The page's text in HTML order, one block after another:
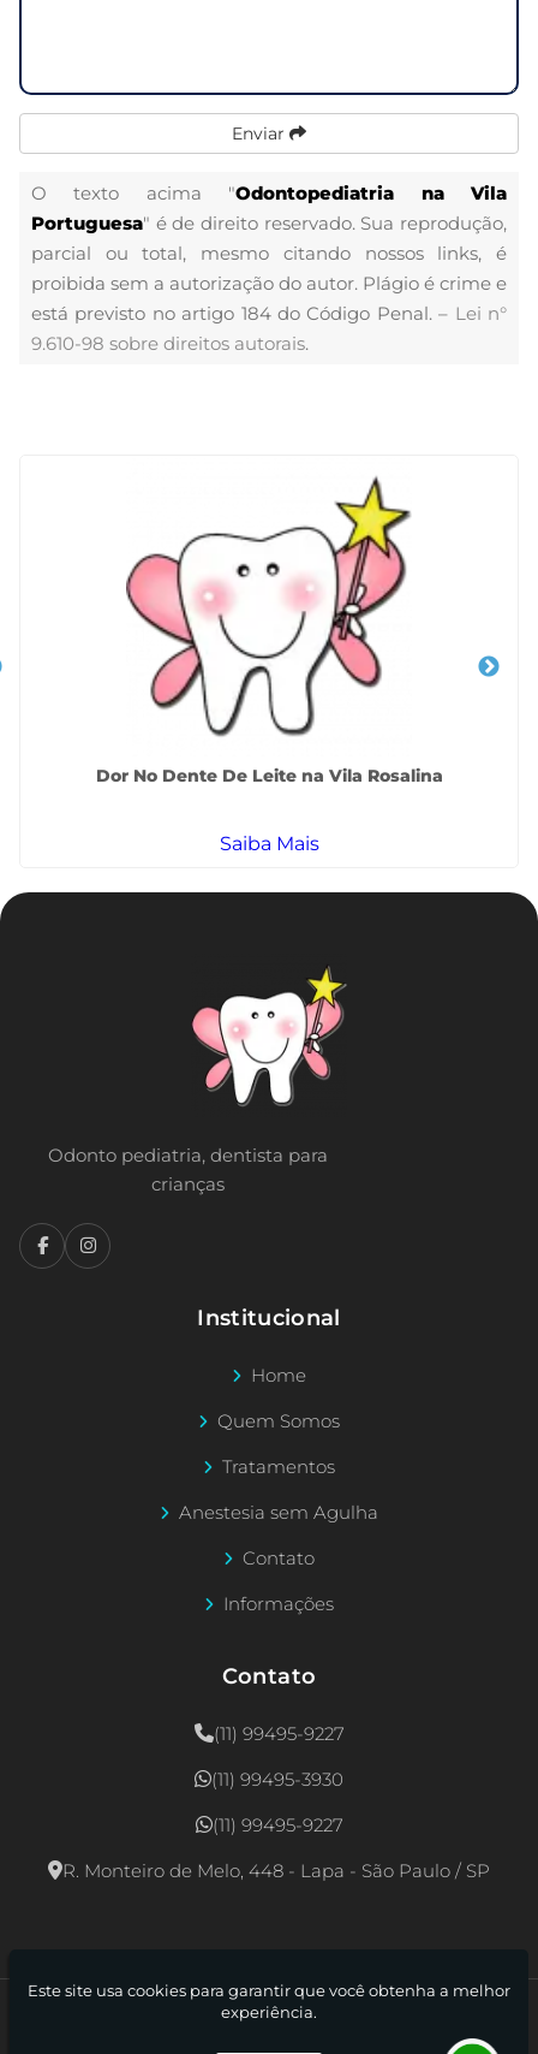
Enviar
O texto acima "Odontopediatria na Vila
Portuguesa" é de direito reservado. Sua reprodução,
parcial ou total, mesmo citando nossos links, é
proibida sem a autorização do autor. Plágio é crime e
está previsto no artigo 184 do Código Penal. – Lei n°
9.610-98 sobre direitos autorais.
Dor No Dente De Leite na Vila Rosalina
Saiba Mais
Odonto pediatria, dentista para
crianças
Institucional
Home
Quem Somos
Tratamentos
Anestesia sem Agulha
Contato
Informações
Contato
(11) 99495-9227
(11) 99495-3930
(11) 99495-9227
R. Monteiro de Melo, 448 - Lapa - São Paulo / SP
Odontopediatria Lapa
Este site usa cookies para garantir que você obtenha a melhor
experiência.